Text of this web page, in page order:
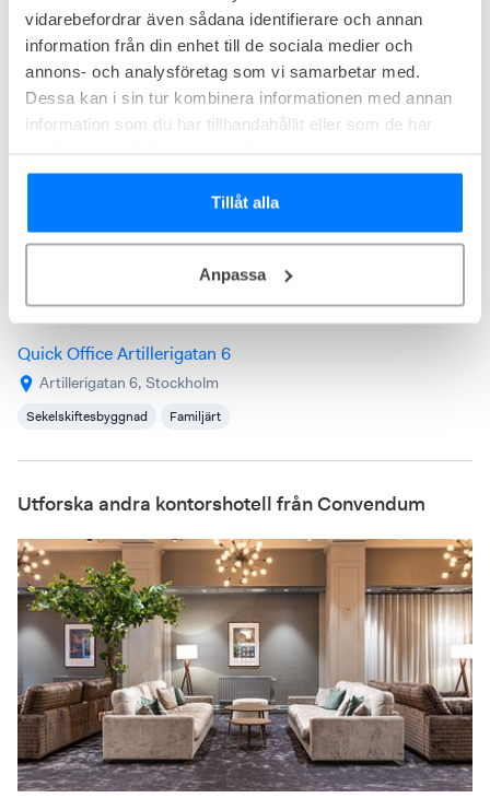
vidarebefordrar även sådana identifierare och annan
information från din enhet till de sociala medier och
annons- och analysföretag som vi samarbetar med.
Dessa kan i sin tur kombinera informationen med annan
information som du har tillhandahållit eller som de har
Tillåt alla
Anpassa
Exklusiv adress Historisk byggnad
Quick Office Artillerigatan 6
Artillerigatan 6, Stockholm
Sekelskiftesbyggnad Familjärt
Utforska andra kontorshotell från Convendum